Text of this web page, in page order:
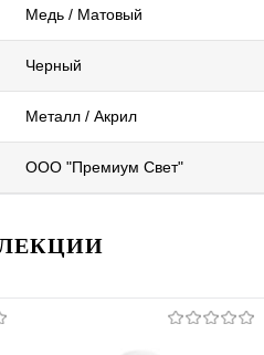
Медь / Матовый
Черный
Металл / Акрил
ООО "Премиум Свет"